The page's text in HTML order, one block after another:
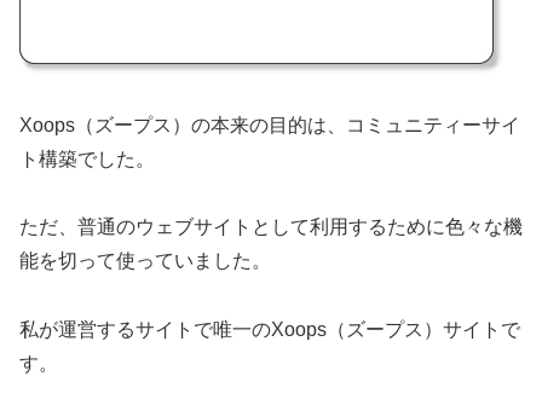
Xoops（ズープス）の本来の目的は、コミュニティーサイ
ト構築でした。
ただ、普通のウェブサイトとして利用するために色々な機
能を切って使っていました。
私が運営するサイトで唯一のXoops（ズープス）サイトで
す。